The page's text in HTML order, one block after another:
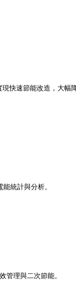
速節能改造，大幅降
統計與分析。
理與二次節能。